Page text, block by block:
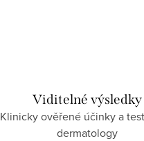
Viditelné výsledky
Klinicky ověřené účinky a
dermatology